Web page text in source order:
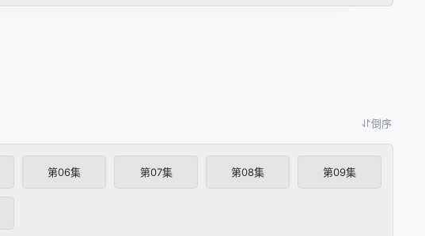
倒序
第06集 第07集 第08集 第09集